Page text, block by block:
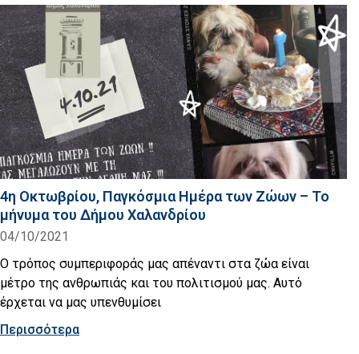
4η Οκτωβρίου, Παγκόσμια Ημέρα των Ζώων – Το
μήνυμα του Δήμου Χαλανδρίου
04/10/2021
Ο τρόπος συμπεριφοράς μας απέναντι στα ζώα είναι
μέτρο της ανθρωπιάς και του πολιτισμού μας. Αυτό
έρχεται να μας υπενθυμίσει
Περισσότερα